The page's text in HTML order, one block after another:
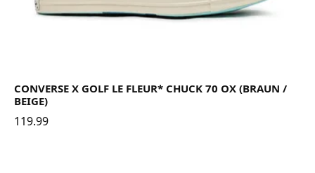
CONVERSE X GOLF LE FLEUR* CHUCK 70 OX (BRAUN /
BEIGE)
119.99